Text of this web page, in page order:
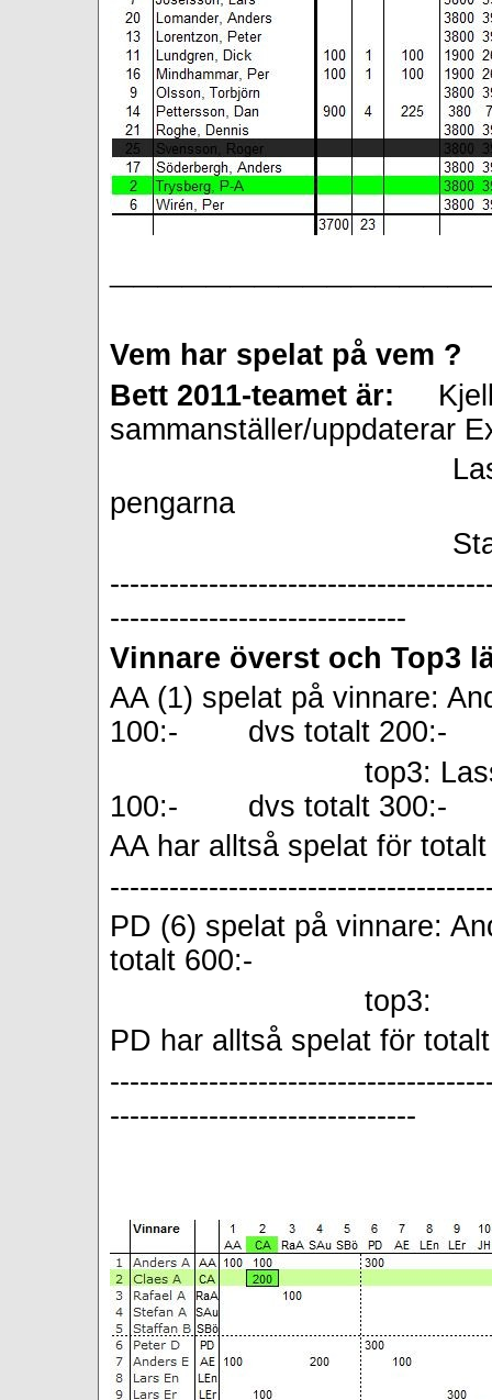
Vem har spelat på vem ?
Bett 2011-teamet är: Kjell
sammanställer/uppdaterar
Lasse J tar in
pengarna
Staffan B är
------------------------------
Vinnare överst och Top3
AA (1) spelat på vinnare:
100:- dvs totalt 200:-
top3:
100:- dvs totalt 300:-
AA har alltså spelat för
PD (6) spelat på vinnare:
totalt 600:-
top3:
PD har alltså spelat för
-------------------------------